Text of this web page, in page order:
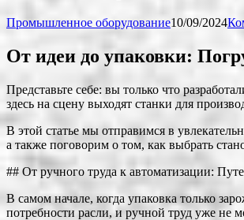
Промышленное оборудование10/09/2024
От идеи до упаковки:
Представьте себе: вы только что
здесь на сцену выходят станки для
В этой статье мы отправимся в
а также поговорим о том, как выбрать
## От ручного труда к автоматизации:
В самом начале, когда упаковка только
потребности расли, и ручной труд уже не